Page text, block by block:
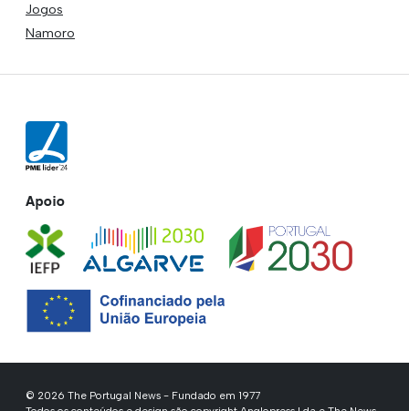
Jogos
Namoro
Apoio
© 2026 The Portugal News - Fundado em 1977